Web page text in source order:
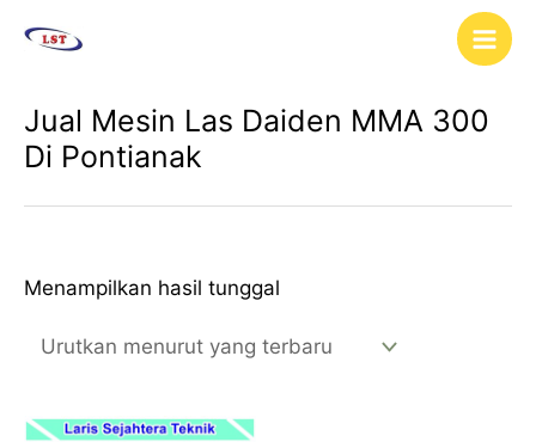
Main
Jual Mesin Las Daiden MMA 300
Di Pontianak
Menampilkan hasil tunggal